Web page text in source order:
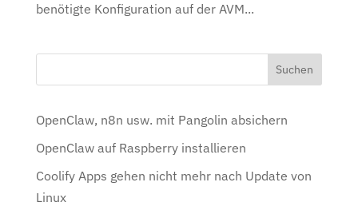
benötigte Konfiguration auf der AVM...
OpenClaw, n8n usw. mit Pangolin absichern
OpenClaw auf Raspberry installieren
Coolify Apps gehen nicht mehr nach Update von
Linux